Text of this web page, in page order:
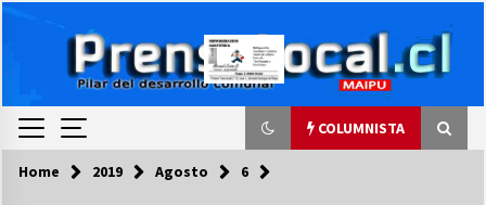
COLUMNISTA
COLUMNISTA
Home 2019 Agosto 6